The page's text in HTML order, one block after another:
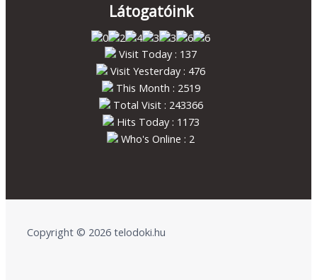
Látogatóink
Visit Today : 137
Visit Yesterday : 476
This Month : 2519
Total Visit : 243366
Hits Today : 1173
Who's Online : 2
Copyright © 2026 telodoki.hu